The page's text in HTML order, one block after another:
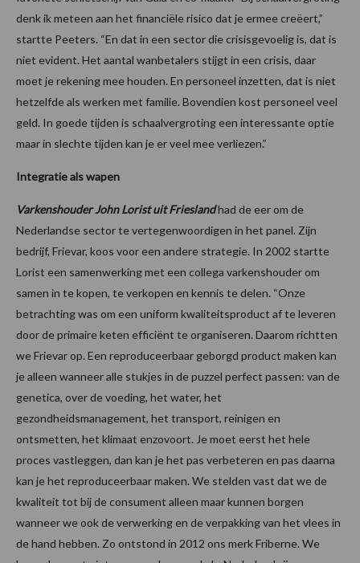
denk ik meteen aan het financiële risico dat je ermee creëert,”
startte Peeters. “En dat in een sector die crisisgevoelig is, dat is
niet evident. Het aantal wanbetalers stijgt in een crisis, daar
moet je rekening mee houden. En personeel inzetten, dat is niet
hetzelfde als werken met familie. Bovendien kost personeel veel
geld. In goede tijden is schaalvergroting een interessante optie
maar in slechte tijden kan je er veel mee verliezen.”
Integratie als wapen
Varkenshouder John Lorist uit Frieslandhad de eer om de
Nederlandse sector te vertegenwoordigen in het panel. Zijn
bedrijf, Frievar, koos voor een andere strategie. In 2002 startte
Lorist een samenwerking met een collega varkenshouder om
samen in te kopen, te verkopen en kennis te delen. “Onze
betrachting was om een uniform kwaliteitsproduct af te leveren
door de primaire keten efficiënt te organiseren. Daarom richtten
we Frievar op. Een reproduceerbaar geborgd product maken kan
je alleen wanneer alle stukjes in de puzzel perfect passen: van de
genetica, over de voeding, het water, het
gezondheidsmanagement, het transport, reinigen en
ontsmetten, het klimaat enzovoort. Je moet eerst het hele
proces vastleggen, dan kan je het pas verbeteren en pas daarna
kan je het reproduceerbaar maken. We stelden vast dat we de
kwaliteit tot bij de consument alleen maar kunnen borgen
wanneer we ook de verwerking en de verpakking van het vlees in
de hand hebben. Zo ontstond in 2012 ons merk Friberne. We